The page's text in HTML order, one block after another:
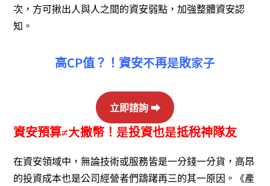
次，方可揪出人與人之間的資安弱點，加強整體資安認
知。
高CP值？！資安不再是敗家子
立即諮詢 ⮕
資安預算≠大撒幣！是投資也是抵稅神隊友
在資安領域中，無論技術或服務皆是一分錢一分貨，高昂
的投資成本也是公司經營者們躊躇再三的其一原因。《產